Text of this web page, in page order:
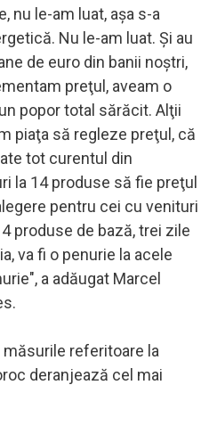
nu le-am luat, aşa s-a
Nu le-am luat. Şi au
de euro din banii noştri,
preţul, aveam o
popor total sărăcit. Alţii
piaţa să regleze preţul, că
tot curentul din
la 14 produse să fie preţul
pentru cei cu venituri
produse de bază, trei zile
va fi o penurie la acele
a adăugat Marcel
referitoare la
deranjează cel mai